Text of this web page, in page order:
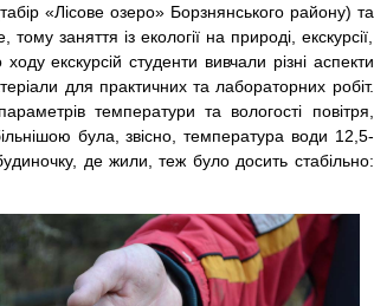
«Лісове озеро» Борзнянського району) та
заняття із екології на природі, екскурсії,
екскурсій студенти вивчали різні аспекти
для практичних та лабораторних робіт.
температури та вологості повітря,
була, звісно, температура води 12,5-
де жили, теж було досить стабільно: